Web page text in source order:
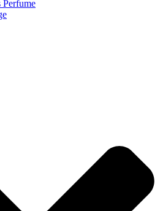
Perfume